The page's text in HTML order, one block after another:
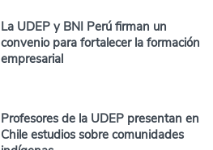
La UDEP y BNI Perú firman un
convenio para fortalecer la formación
empresarial
Profesores de la UDEP presentan en
Chile estudios sobre comunidades